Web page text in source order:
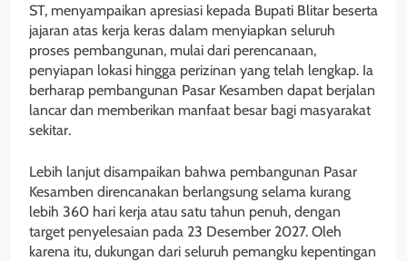
ST, menyampaikan apresiasi kepada Bupati Blitar beserta
jajaran atas kerja keras dalam menyiapkan seluruh
proses pembangunan, mulai dari perencanaan,
penyiapan lokasi hingga perizinan yang telah lengkap. Ia
berharap pembangunan Pasar Kesamben dapat berjalan
lancar dan memberikan manfaat besar bagi masyarakat
sekitar.
Lebih lanjut disampaikan bahwa pembangunan Pasar
Kesamben direncanakan berlangsung selama kurang
lebih 360 hari kerja atau satu tahun penuh, dengan
target penyelesaian pada 23 Desember 2027. Oleh
karena itu, dukungan dari seluruh pemangku kepentingan